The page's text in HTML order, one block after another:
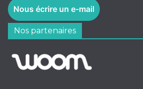
Nous écrire un e-mail
Nos partenaires